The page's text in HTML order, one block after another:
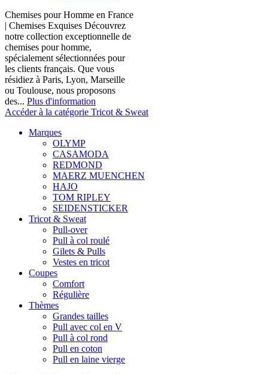
Chemises pour Homme en France
| Chemises Exquises Découvrez
notre collection exceptionnelle de
chemises pour homme,
spécialement sélectionnées pour
les clients français. Que vous
résidiez à Paris, Lyon, Marseille
ou Toulouse, nous proposons
des... Plus d'information
Accéder à la catégorie Tricot & Sweat
Marques
OLYMP
CASAMODA
REDMOND
MAERZ MUENCHEN
HAJO
TOM RIPLEY
SEIDENSTICKER
Tricot & Sweat
Pull-over
Pull à col roulé
Gilets & Pulls
Vestes en tricot
Coupes
Comfort
Régulière
Thèmes
Grandes tailles
Pull avec col en V
Pull à col rond
Pull en coton
Pull en laine vierge